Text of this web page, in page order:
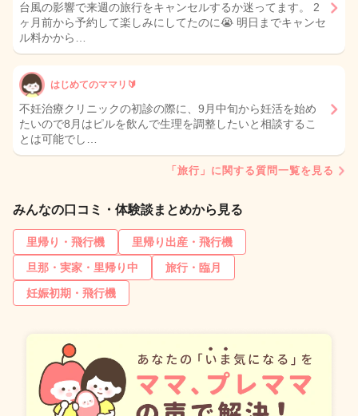
台風の影響で来週の旅行をキャンセルするか迷ってます。 2
ヶ月前から予約して楽しみにしてたのに😭 明日までキャンセ
ル料かから…
はじめてのママリ🔰
不妊治療クリニックの初診の際に、9月中旬から妊活を始め
たいので8月はピルを飲んで生理を調整したいと相談するこ
とは可能でし…
「旅行」に関する質問一覧を見る
みんなの口コミ・体験談まとめから見る
里帰り・飛行機
里帰り出産・飛行機
旦那・実家・里帰り中
旅行・臨月
妊娠初期・飛行機